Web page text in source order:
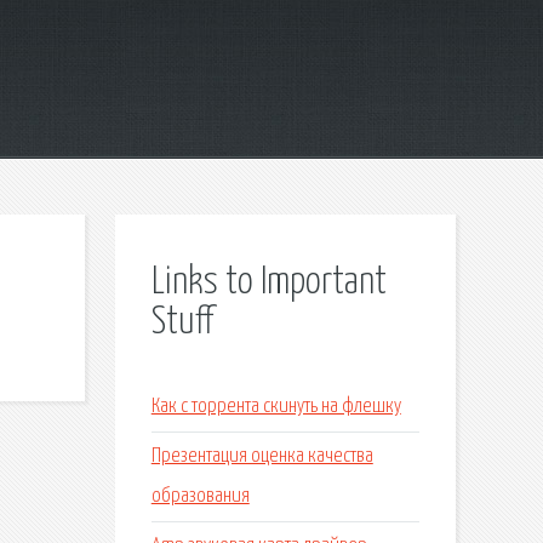
Links to Important
Stuff
Как с торрента скинуть на флешку
Презентация оценка качества
образования